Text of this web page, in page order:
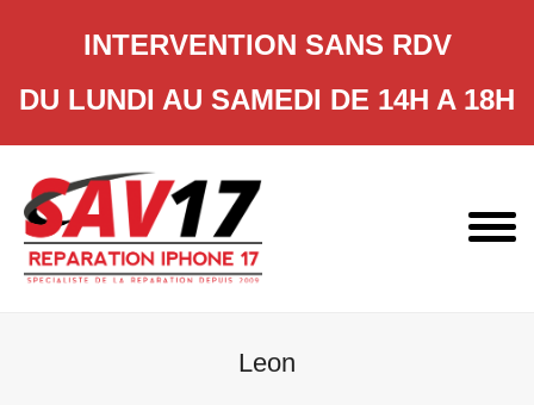
INTERVENTION SANS RDV
DU LUNDI AU SAMEDI DE 14H A 18H
content
Leon